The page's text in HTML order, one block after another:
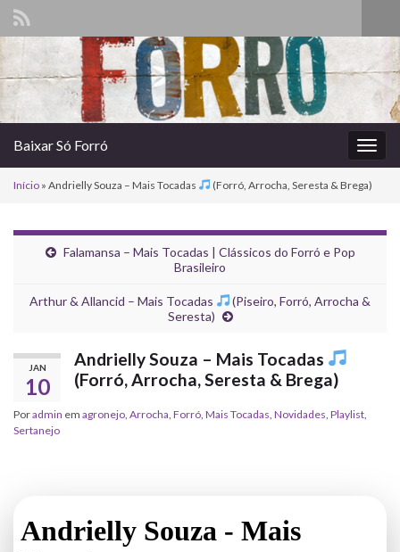
Search for:
Baixar Só Forró
Início » Andrielly Souza – Mais Tocadas (Forró, Arrocha, Seresta & Brega)
Falamansa – Mais Tocadas | Clássicos do Forró e Pop
Brasileiro
Arthur & Allancid – Mais Tocadas
(Piseiro, Forró, Arrocha &
Seresta)
JAN
10
Andrielly Souza – Mais Tocadas
(Forró, Arrocha, Seresta & Brega)
Poradmin em agronejo Arrocha Forró Mais Tocadas Novidades Playlist
Sertanejo